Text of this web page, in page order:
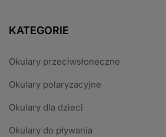
KATEGORIE
Okulary przeciwsłoneczne
Okulary polaryzacyjne
Okulary dla dzieci
Okulary do pływania